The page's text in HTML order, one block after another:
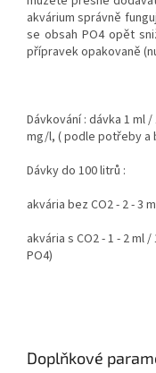
akvárium správně
se obsah PO4 opět
přípravek opakovaně
Dávkování : dávka 1 ml
mg/l, ( podle potřeby a
Dávky do 100 litrů :
akvária bez CO2 - 2 - 3
akvária s CO2 - 1 - 2
PO4)
Doplňkové